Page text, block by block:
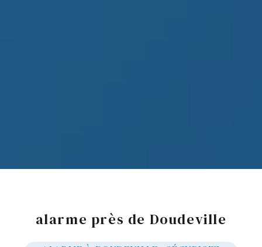
alarme près de Doudeville